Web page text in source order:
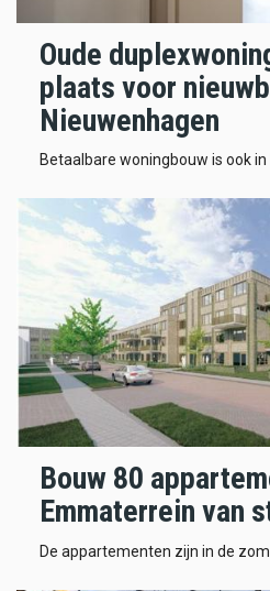
Oude
plaats voor
Nieuwenhagen
Betaalbare woningbouw is ook
Bouw 80
Emmaterrein van
De appartementen zijn in de